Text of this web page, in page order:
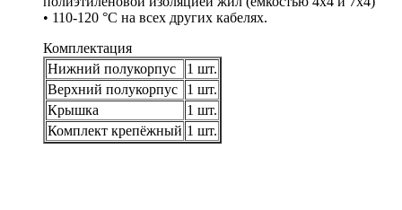
• 110-120 °С на всех других кабелях.
Комплектация
Нижний полукорпус
1 шт.
Верхний полукорпус
1 шт.
Крышка
1 шт.
Комплект крепёжный 1 шт.